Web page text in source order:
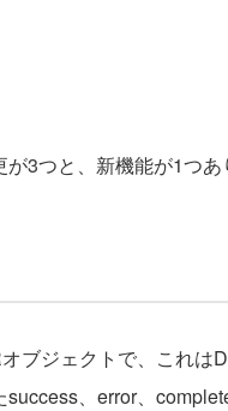
3つと、新機能が1つあ
ブジェクトで、これは
、error、